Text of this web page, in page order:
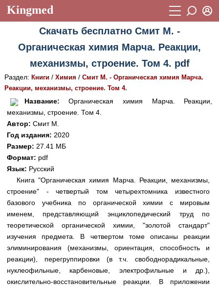
Kingmed
Учебный материал
Видеогалерея 899
Истории болезней 1268
Лекции и презентации 2474
Аккредитационные тесты
Методические рекомендации
Научно-популярное
Новости (244)
Медицинская стандартизация
Нормативы экстренной и неотложной помощи
Нормы лабораторных и инструментальных
исследований
Восстановить пароль
Регистрация
Скачать бесплатно Смит М. -
Органическая химия Марча. Реакции,
механизмы, строение. Том 4. pdf
Раздел: Книги/ Химия / Смит М. - Органическая химия Марча.
Реакции, механизмы, строение. Том 4.
Название: Органическая химия Марча. Реакции,
механизмы, строение. Том 4.
Автор: Смит М.
Год издания: 2020
Размер: 27.41 МБ
Формат: pdf
Язык: Русский
Книга "Органическая химия Марча. Реакции, механизмы,
строение" - четвертый том четырехтомника известного
базового учебника по органической химии с мировым
именем, представляющий энциклопедический труд по
теоретической органической химии, "золотой стандарт"
изучения предмета. В четвертом томе описаны реакции
элиминирования (механизмы, ориентация, способность и
реакции), перегруппировки (в т.ч. свободнорадикальные,
нуклеофильные, карбеновые, электрофильные и др.),
окислительно-восстановительные реакции. В приложении